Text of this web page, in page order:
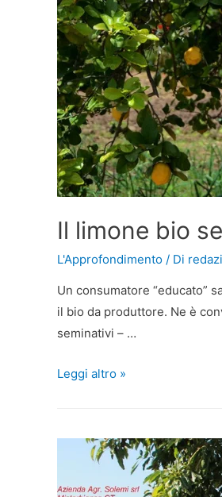
Il limone bio
L'Approfondimento / Di
Un consumatore “educato”
il bio da produttore. Ne è
seminativi – …
Leggi altro »